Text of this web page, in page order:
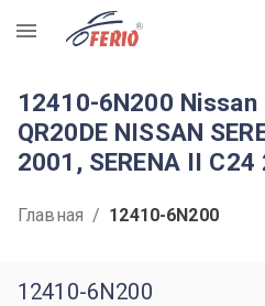
R
12410-6N200 Nissan
QR20DE NISSAN
2001, SERENA II
Главная / 12410-6N200
12410-6N200